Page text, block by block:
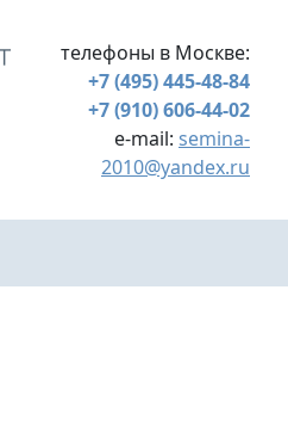
телефоны в Москве:
+7 (495) 445-48-84
+7 (910) 606-44-02
e-mail: semina-
2010@yandex.ru